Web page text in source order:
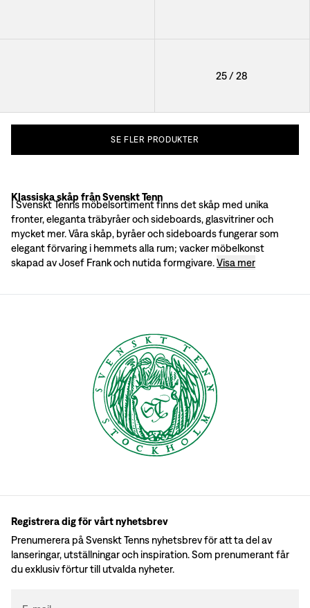
Skåp 2192
25/28
SE FLER PRODUKTER
Klassiska skåp från Svenskt Tenn
I Svenskt Tenns möbelsortiment finns det skåp med unika
fronter, eleganta träbyråer och sideboards, glasvitriner och
mycket mer. Våra skåp, byråer och sideboards fungerar som
elegant förvaring i hemmets alla rum; vacker möbelkonst
skapad av Josef Frank och nutida formgivare.Visa mer
Josef Franks skåp, byråer & sideboards
När Josef Frank formgav ett skåp, en byrå eller ett sideboard blandade
Ikoniska skåp
Även Skåp 2192, det som också kommit att kallas för "Wellpappskåpet", är
Registrera dig för vårt nyhetsbrev
Prenumerera på Svenskt Tenns nyhetsbrev för att ta del av
lanseringar, utställningar och inspiration. Som prenumerant får
du exklusiv förtur till utvalda nyheter.